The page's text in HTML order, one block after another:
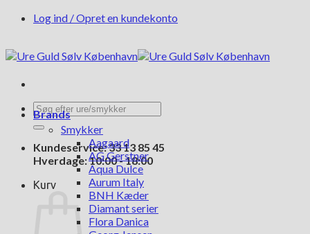
FortsætLog ind / Opret en kundekonto
Søg
efter:
Kundeservice: 33 13 85 45
Hverdage: 10:00 - 18:00
Kurv
Brands
Smykker
Aagaard
AG Gerstner
Aqua Dulce
Aurum Italy
BNH Kæder
Diamant serier
Flora Danica